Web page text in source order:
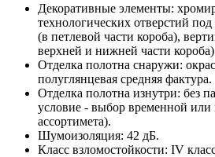
Декоративные элементы:
технологических отверстий
(в петлевой части короба),
верхней и нижней части
Отделка полотна снаружи:
полуглянцевая средняя фактура.
Отделка полотна изнутри: без
условие - выбор временной или
ассортимета).
Шумоизоляция: 42 дБ.
Класс взломостойкости: IV